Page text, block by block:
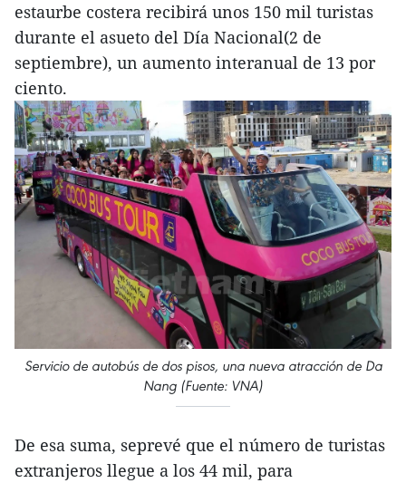
estaurbe costera recibirá unos 150 mil turistas
durante el asueto del Día Nacional(2 de
septiembre), un aumento interanual de 13 por
ciento.
Servicio de autobús de dos pisos, una nueva atracción de Da
Nang (Fuente: VNA)
De esa suma, seprevé que el número de turistas
extranjeros llegue a los 44 mil, para